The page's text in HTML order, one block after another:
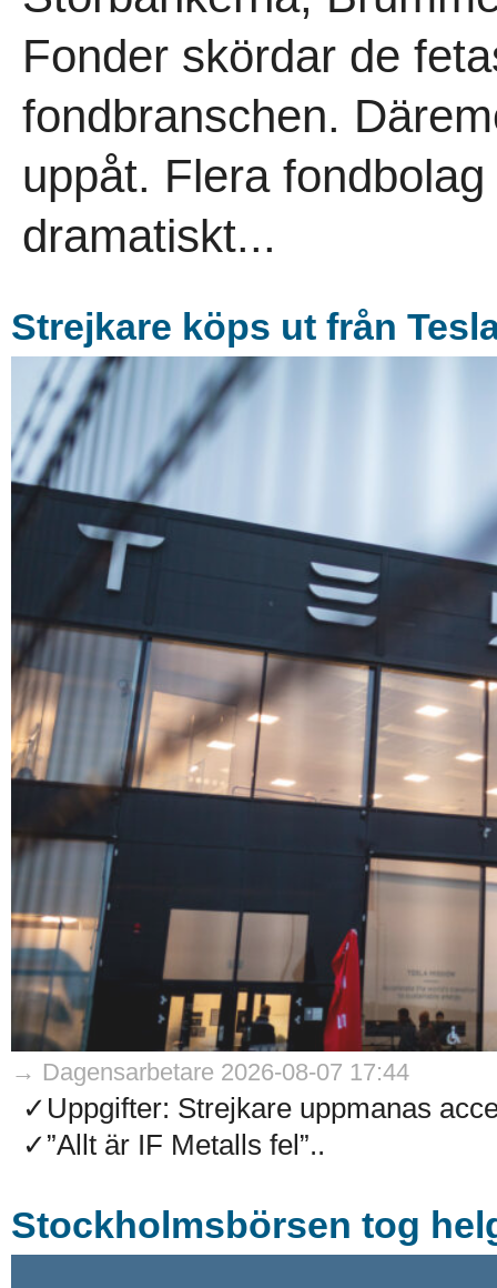
Fonder skördar de
fondbranschen.
uppåt. Flera
dramatiskt...
Strejkare köps ut från
→ Dagensarbetare 2026-08-07 17:44
✓Uppgifter: Strejkare uppmanas
✓”Allt är IF Metalls fel”..
Stockholmsbörsen tog